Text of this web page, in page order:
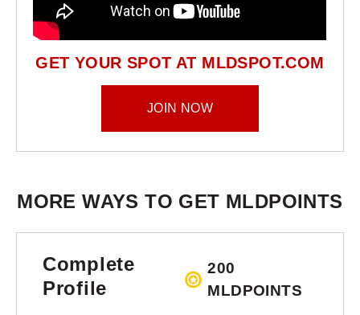
GET YOUR SPOT AT MLDSPOT.COM
JOIN NOW
MORE WAYS TO GET MLDPOINTS
Complete
Profile
200
MLDPOINTS